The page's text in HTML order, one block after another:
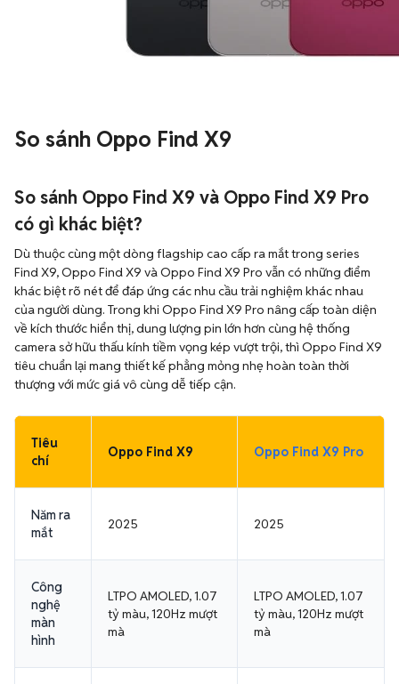
So sánh Oppo Find X9
So sánh Oppo Find X9 và Oppo Find X9 Pro
có gì khác biệt?
Dù thuộc cùng một dòng flagship cao cấp ra mắt trong series
Find X9, Oppo Find X9 và Oppo Find X9 Pro vẫn có những điểm
khác biệt rõ nét để đáp ứng các nhu cầu trải nghiệm khác nhau
của người dùng. Trong khi Oppo Find X9 Pro nâng cấp toàn diện
về kích thước hiển thị, dung lượng pin lớn hơn cùng hệ thống
camera sở hữu thấu kính tiềm vọng kép vượt trội, thì Oppo Find X9
tiêu chuẩn lại mang thiết kế phẳng mỏng nhẹ hoàn toàn thời
thượng với mức giá vô cùng dễ tiếp cận.
Tiêu
chí
Oppo Find X9 Oppo Find X9 Pro
Năm ra
mắt
2025 2025
Công
nghệ
màn
hình
LTPO AMOLED, 1.07
tỷ màu, 120Hz mượt
mà
LTPO AMOLED, 1.07
tỷ màu, 120Hz mượt
mà